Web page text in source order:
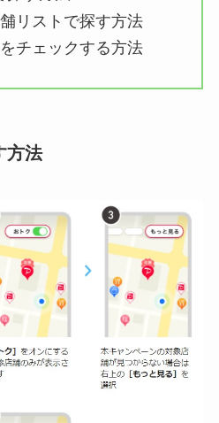
リストで探す方法
チェックする方法
方法